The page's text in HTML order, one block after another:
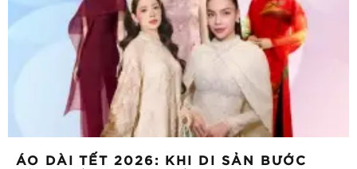
ÁO DÀI TẾT 2026: KHI DI SẢN BƯỚC